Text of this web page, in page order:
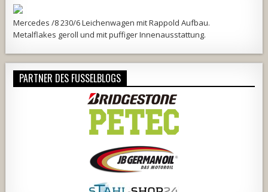
Mercedes /8 230/6 Leichenwagen mit Rappold Aufbau.
Metalflakes geroll und mit puffiger Innenausstattung.
PARTNER DES FUSSELBLOGS